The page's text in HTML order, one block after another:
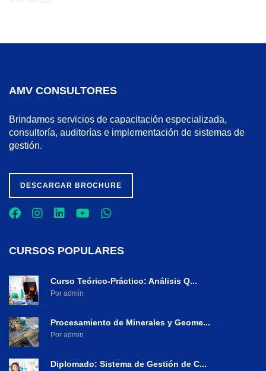
AMV CONSULTORES
Brindamos servicios de capacitación especializada,
consultoría, auditorías e implementación de sistemas de
gestión.
DESCARGAR BROCHURE
CURSOS POPULARES
Curso Teórico-Práctico: Análisis Q...
Por admin
Procesamiento de Minerales y Geome...
Por admin
Diplomado: Sistema de Gestión de C...